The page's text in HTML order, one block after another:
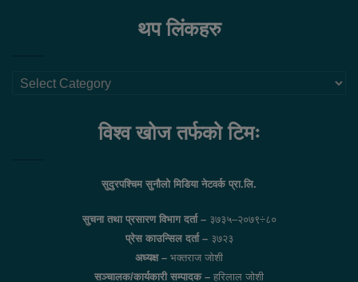
थप लिंकहरु
थप
विश्व खोज तर्फको टिमः
सुदुरपश्चिम सुनौलो मिडिया नेटवर्क प्रा.लि.
सुचना तथा प्रसारण विभाग दर्ता – ३७३५–२०७९÷८०
प्रेस काउन्सिल दर्ता – ३७२३
अध्यक्ष – भक्तराज जोशी
सञ्चालक/कार्यकारी सम्पादक – हरिलाल जोशी